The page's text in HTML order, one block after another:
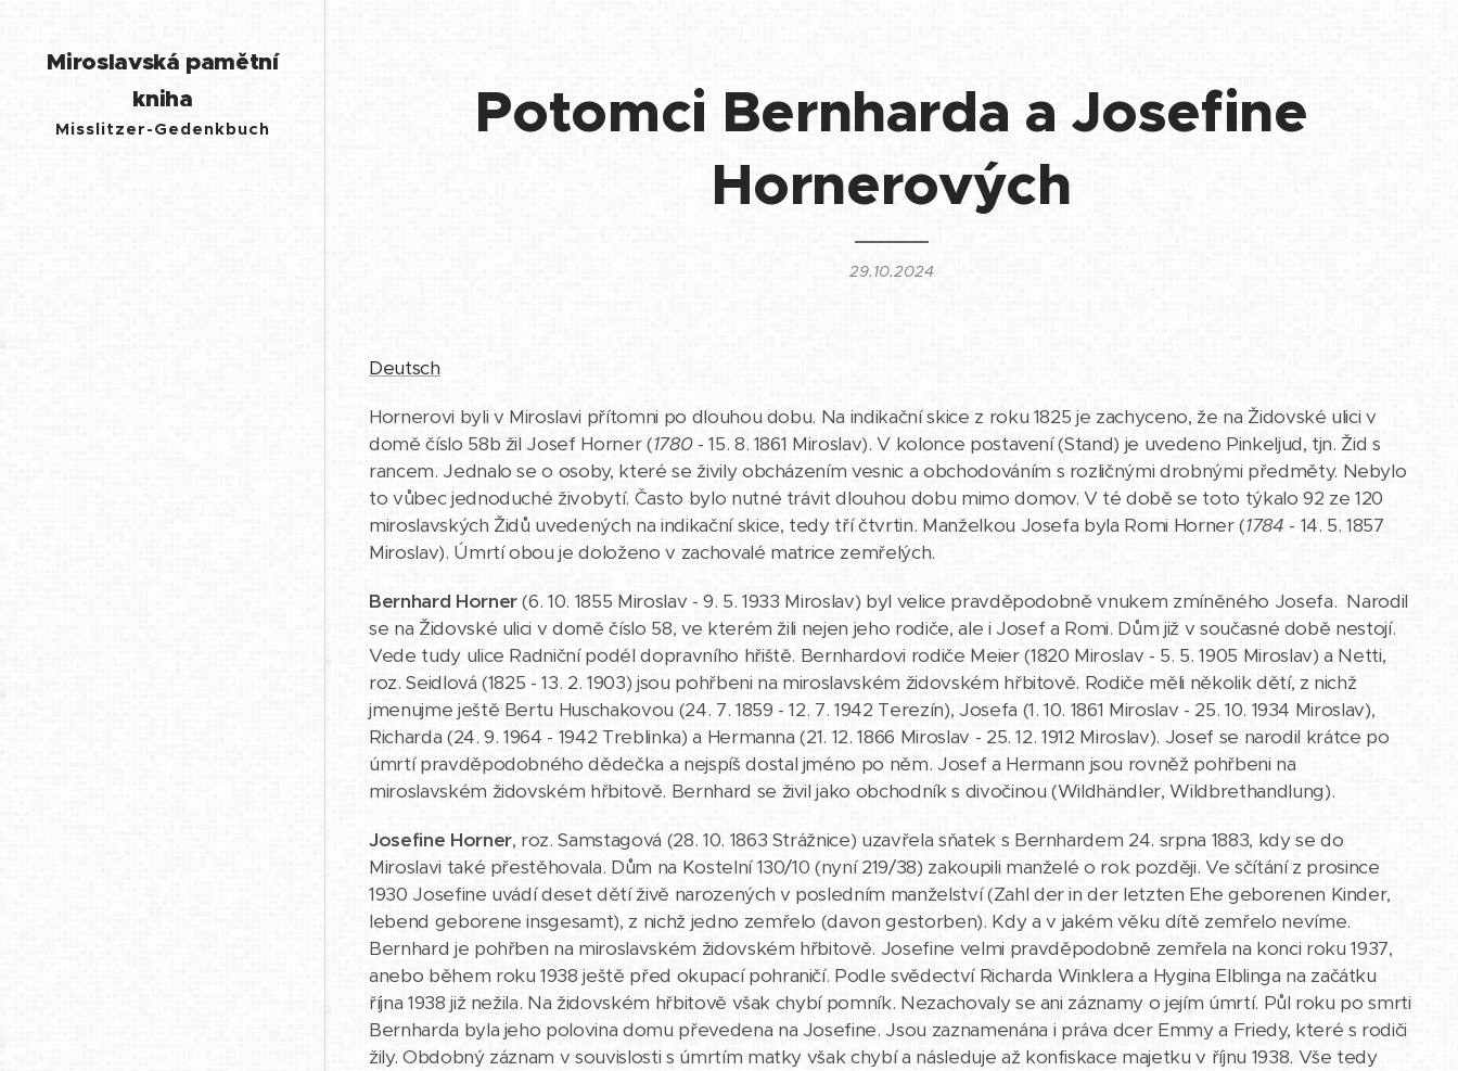
Miroslavská pamětní
kniha
Misslitzer-Gedenkbuch
Potomci Bernharda a Josefine
Hornerových
29.10.2024
Deutsch
Hornerovi byli v Miroslavi přítomni po dlouhou dobu. Na indikační skice z roku 1825 je zachyceno, že na Židovské ulici v
domě číslo 58b žil Josef Horner (1780- 15. 8. 1861 Miroslav). V kolonce postavení (Stand) je uvedeno Pinkeljud, tjn. Žid s
rancem. Jednalo se o osoby, které se živily obcházením vesnic a obchodováním s rozličnými drobnými předměty. Nebylo
to vůbec jednoduché živobytí. Často bylo nutné trávit dlouhou dobu mimo domov. V té době se toto týkalo 92 ze 120
miroslavských Židů uvedených na indikační skice, tedy tří čtvrtin. Manželkou Josefa byla Romi Horner (1784 - 14. 5. 1857
Miroslav). Úmrtí obou je doloženo v zachovalé matrice zemřelých.
Bernhard Horner(6. 10. 1855 Miroslav - 9. 5. 1933 Miroslav) byl velice pravděpodobně vnukem zmíněného Josefa. Narodil
se na Židovské ulici v domě číslo 58, ve kterém žili nejen jeho rodiče, ale i Josef a Romi. Dům již v současné době nestojí.
Vede tudy ulice Radniční podél dopravního hřiště. Bernhardovi rodiče Meier (1820 Miroslav - 5. 5. 1905 Miroslav) a Netti,
roz. Seidlová (1825 - 13. 2. 1903) jsou pohřbeni na miroslavském židovském hřbitově. Rodiče měli několik dětí, z nichž
jmenujme ještě Bertu Huschakovou (24. 7. 1859 - 12. 7. 1942 Terezín), Josefa (1. 10. 1861 Miroslav - 25. 10. 1934 Miroslav),
Richarda (24. 9. 1964 - 1942 Treblinka) a Hermanna (21. 12. 1866 Miroslav - 25. 12. 1912 Miroslav). Josef se narodil krátce po
úmrtí pravděpodobného dědečka a nejspíš dostal jméno po něm. Josef a Hermann jsou rovněž pohřbeni na
miroslavském židovském hřbitově. Bernhard se živil jako obchodník s divočinou (Wildhändler, Wildbrethandlung).
Josefine Horner, roz. Samstagová (28. 10. 1863 Strážnice) uzavřela sňatek s Bernhardem 24. srpna 1883, kdy se do
Miroslavi také přestěhovala. Dům na Kostelní 130/10 (nyní 219/38) zakoupili manželé o rok později. Ve sčítání z prosince
1930 Josefine uvádí deset dětí živě narozených v posledním manželství (Zahl der in der letzten Ehe geborenen Kinder,
lebend geborene insgesamt), z nichž jedno zemřelo (davon gestorben). Kdy a v jakém věku dítě zemřelo nevíme.
Bernhard je pohřben na miroslavském židovském hřbitově. Josefine velmi pravděpodobně zemřela na konci roku 1937,
anebo během roku 1938 ještě před okupací pohraničí. Podle svědectví Richarda Winklera a Hygina Elblinga na začátku
října 1938 již nežila. Na židovském hřbitově však chybí pomník. Nezachovaly se ani záznamy o jejím úmrtí. Půl roku po smrti
Bernharda byla jeho polovina domu převedena na Josefine. Jsou zaznamenána i práva dcer Emmy a Friedy, které s rodiči
žily. Obdobný záznam v souvislosti s úmrtím matky však chybí a následuje až konfiskace majetku v říjnu 1938. Vše tedy